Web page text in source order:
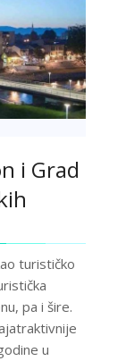
i Grad
turističko
pa i šire.
u